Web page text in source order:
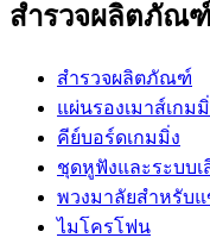
สำรวจผลิตภัณฑ์
สำรวจผลิตภัณฑ์
แผ่นรองเมาส์เกม
คีย์บอร์ดเกมมิ่ง
ชุดหูฟังและระบบเ
พวงมาลัยสำหรับแ
ไมโครโฟน